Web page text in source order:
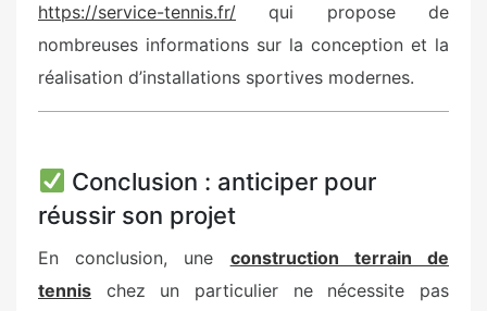
https://service-tennis.fr/ qui propose de
nombreuses informations sur la conception et la
réalisation d’installations sportives modernes.
Conclusion : anticiper pour
réussir son projet
En conclusion, une construction terrain de
tennis chez un particulier ne nécessite pas